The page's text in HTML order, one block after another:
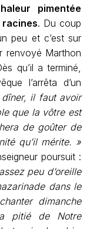
pimentée
racines. Du coup
peu et c’est sur
renvoyé Marthon
qu’il a terminé,
l’arrêta d’un
il faut avoir
que la vôtre est
de goûter de
qu’il mérite. »
poursuit :
peu d’oreille
dans le
dimanche
pitié de Notre